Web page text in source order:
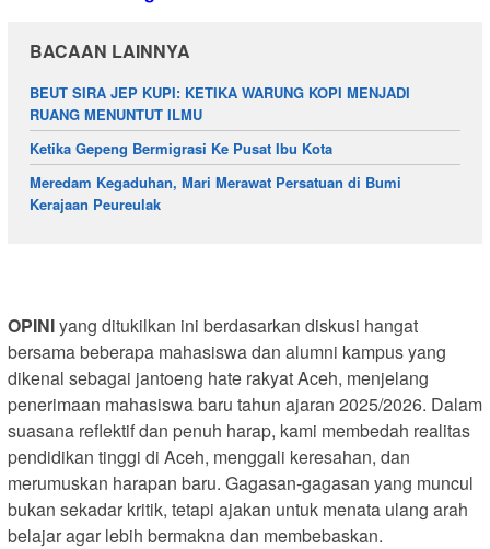
BACAAN LAINNYA
BEUT SIRA JEP KUPI: KETIKA WARUNG KOPI MENJADI
RUANG MENUNTUT ILMU
Ketika Gepeng Bermigrasi Ke Pusat Ibu Kota
Meredam Kegaduhan, Mari Merawat Persatuan di Bumi
Kerajaan Peureulak
OPINIyang ditukilkan ini berdasarkan diskusi hangat
bersama beberapa mahasiswa dan alumni kampus yang
dikenal sebagai jantoeng hate rakyat Aceh, menjelang
penerimaan mahasiswa baru tahun ajaran 2025/2026. Dalam
suasana reflektif dan penuh harap, kami membedah realitas
pendidikan tinggi di Aceh, menggali keresahan, dan
merumuskan harapan baru. Gagasan-gagasan yang muncul
bukan sekadar kritik, tetapi ajakan untuk menata ulang arah
belajar agar lebih bermakna dan membebaskan.